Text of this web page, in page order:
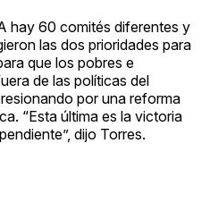
hay 60 comités diferentes y
las dos prioridades para
que los pobres e
de las políticas del
por una reforma
“Esta última es la victoria
dijo Torres.